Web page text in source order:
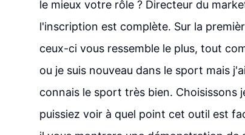
le mieux votre rôle ? Directeur du
l'inscription est complète. Sur la
ceux-ci vous ressemble le plus, tout
ou je suis nouveau dans le sport mais
connais le sport très bien. Choisissons
puissiez voir à quel point cet outil est